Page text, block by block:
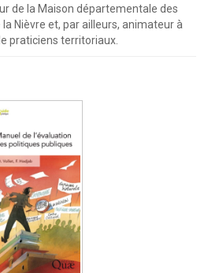
de la Maison départementale des
Nièvre et, par ailleurs, animateur à
praticiens territoriaux.